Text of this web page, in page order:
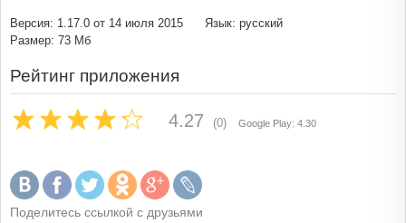
Версия: 1.17.0 от 14 июля 2015
Язык: русский
Размер: 73 Мб
Рейтинг приложения
4.27 (0) Google Play: 4.30
Поделитесь ссылкой с друзьями